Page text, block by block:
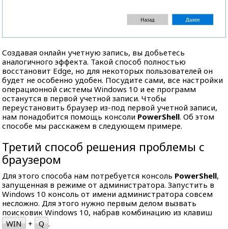
Создавая онлайн учетную запись, вы добьетесь
аналогичного эффекта. Такой способ полностью
восстановит Edge, но для некоторых пользователей он
будет не особенно удобен. Посудите сами, все настройки
операционной системы Windows 10 и ее программ
останутся в первой учетной записи. Чтобы
переустановить браузер из-под первой учетной записи,
нам понадобится помощь консоли PowerShell. Об этом
способе мы расскажем в следующем примере.
Третий способ решения проблемы с
браузером
Для этого способа нам потребуется консоль PowerShell,
запущенная в режиме от администратора. Запустить в
Windows 10 консоль от имени администратора совсем
несложно. Для этого нужно первым делом вызвать
поисковик Windows 10, набрав комбинацию из клавиш
WIN
+ Q .